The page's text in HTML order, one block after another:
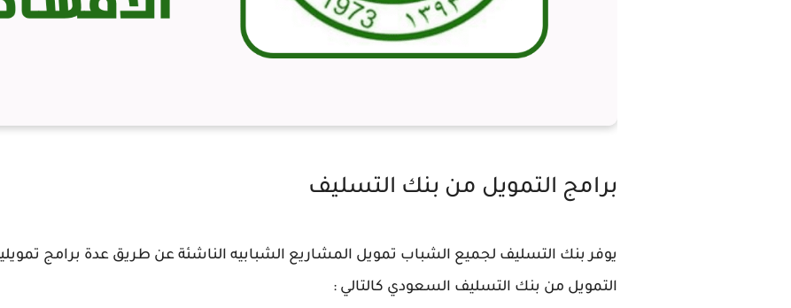
برامج التمويل من بنك التسليف
يوفر بنك التسليف لجميع الشباب تمويل المشاريع الشبابيه الناشئة عن طريق عدة برامج
التمويل من بنك التسليف السعودي كالتالي :